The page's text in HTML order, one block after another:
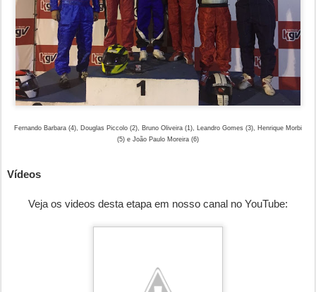
Fernando Barbara (4), Douglas Piccolo (2), Bruno Oliveira (1), Leandro Gomes (3), Henrique Morbi
(5) e João Paulo Moreira (6)
Vídeos
Veja os videos desta etapa em nosso canal no YouTube: